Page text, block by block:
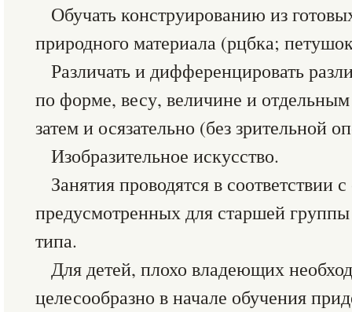
Обучать конструированию из
природного материала (рцбка;
Различать и дифференцировать
по форме, весу, величине и отдельным
затем и осязательно (без зрительной
Изобразительное искусство.
Занятия проводятся в соответствии
предусмотренных для старшей группы
типа.
Для детей, плохо владеющих
целесообразно в начале обучения